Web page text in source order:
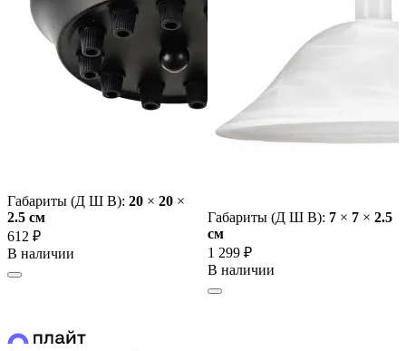
Габариты (Д Ш В): 20 × 20 ×
2.5 cм
612 ₽
В наличии
Габариты (Д Ш В): 7 × 7 × 2.5
cм
1 299 ₽
В наличии